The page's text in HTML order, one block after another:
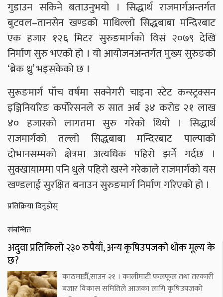
गुडाउन सकिने बताउनुभयो । सिद्धार्थ राजमार्गअन्तर्गत
बुटवल–तानसेन खण्डको माथिल्लो सिद्धबाबा मन्दिरबाट
एक हजार १२६ मिटर सुरुङमार्गको विसं २०७९ देखि
निर्माण सुरु भएको हो । यो आयोजनअन्तर्गत मुख्य सुरुङको
‘ब्रेक थ्रु’ भइसकेको छ ।
सुरूङमार्ग पाँच वर्षमा सक्नेगरी चाइना स्टेट कन्स्ट्रक्सन
इञ्जिनियरिङ कर्पोरेसनले रु सात अर्ब ३४ करोड २१ लाख
४० हजारको लागतमा सुरु गरेको थियो । सिद्धार्थ
राजमार्गको तल्लो सिद्धबाबा मन्दिरबाट पाल्पाको
दोभानसम्मको क्षेत्रमा अत्यधिक पहिरो झर्ने गर्दछ ।
सुक्खायाममा पनि धुले पहिरो खस्ने गरेकाले राजमार्गको यस
खण्डलाई सुरक्षित बनाउन सुरुङमार्ग निर्माण गरिएको हो ।
प्रतिक्रिया दिनुहोस्
संबन्धित
अदुवा प्रतिकिलो २३० रुपैयाँ, अन्य कृषिउपजको थोक मूल्य के
छ?
काठमाडौँ,साउन २१ । कालीमाटी फलफूल तथा तरकारी
बजार विकास समितिले आजका लागि कृषिउपजको